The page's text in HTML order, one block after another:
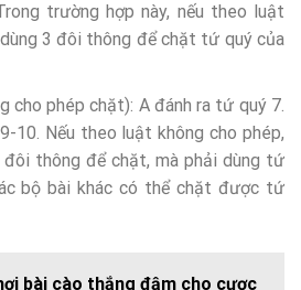
trường hợp này, nếu theo luật
3 đôi thông để chặt tứ quý của
cho phép chặt): A đánh ra tứ quý 7.
10. Nếu theo luật không cho phép,
đôi thông để chặt, mà phải dùng tứ
bộ bài khác có thể chặt được tứ
bài cào thắng đậm cho cược